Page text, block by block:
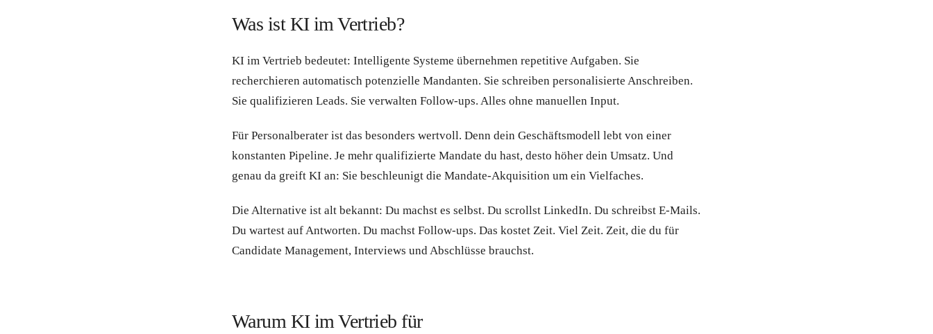
Was ist KI im Vertrieb?
KI im Vertrieb bedeutet: Intelligente Systeme übernehmen repetitive Aufgaben. Sie
recherchieren automatisch potenzielle Mandanten. Sie schreiben personalisierte Anschreiben.
Sie qualifizieren Leads. Sie verwalten Follow-ups. Alles ohne manuellen Input.
Für Personalberater ist das besonders wertvoll. Denn dein Geschäftsmodell lebt von einer
konstanten Pipeline. Je mehr qualifizierte Mandate du hast, desto höher dein Umsatz. Und
genau da greift KI an: Sie beschleunigt die Mandate-Akquisition um ein Vielfaches.
Die Alternative ist alt bekannt: Du machst es selbst. Du scrollst LinkedIn. Du schreibst E-Mails.
Du wartest auf Antworten. Du machst Follow-ups. Das kostet Zeit. Viel Zeit. Zeit, die du für
Candidate Management, Interviews und Abschlüsse brauchst.
Warum KI im Vertrieb für